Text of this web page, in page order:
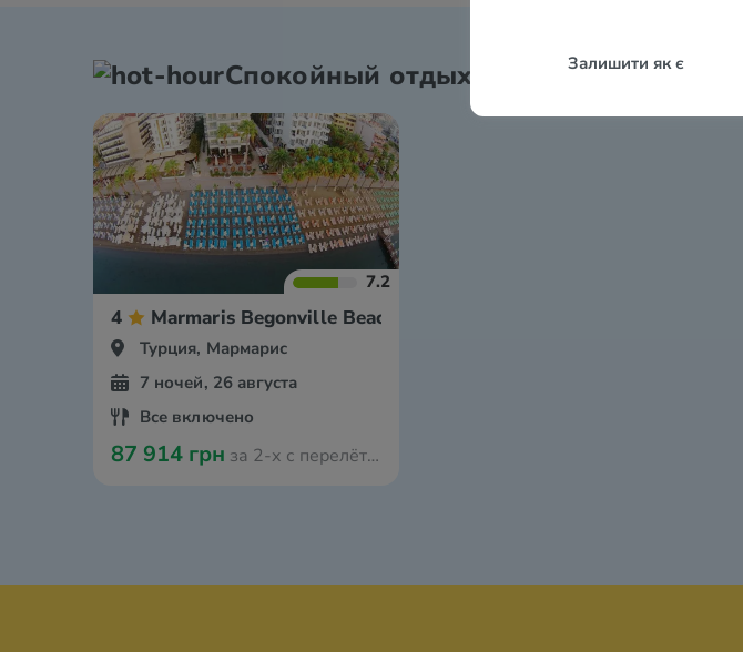
Залишити як є
Спокойный отдых
7.2
4 Marmaris Begonville Beach Hotel
Турция, Мармарис
7 ночей, 26 августа
Все включено
87 914 грн за 2-х с перелётом из Амстердама